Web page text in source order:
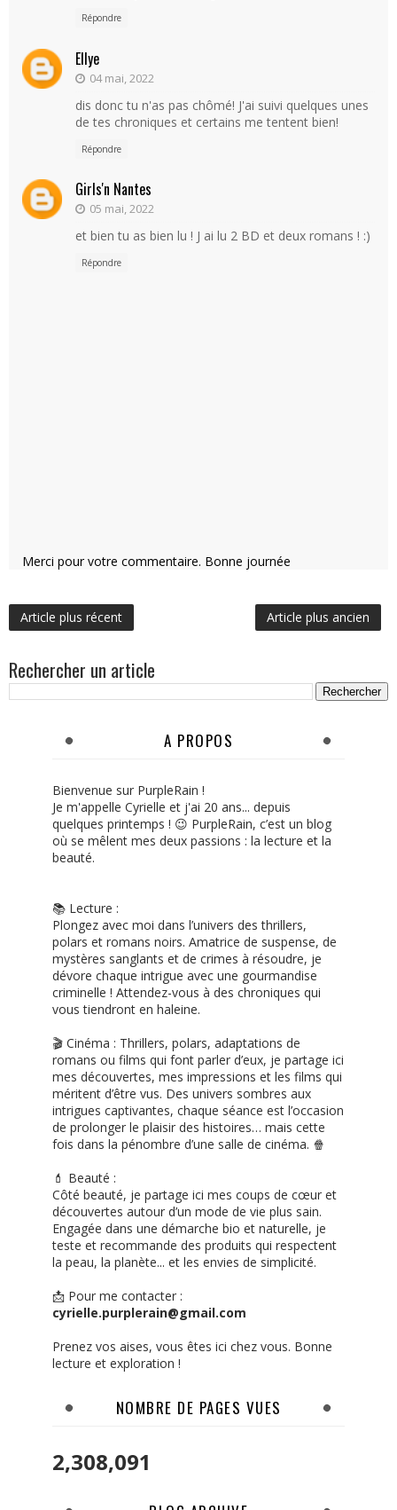
Répondre
Ellye
04 mai, 2022
dis donc tu n'as pas chômé! J'ai suivi quelques unes
de tes chroniques et certains me tentent bien!
Répondre
Girls'n Nantes
05 mai, 2022
et bien tu as bien lu ! J ai lu 2 BD et deux romans ! :)
Répondre
Merci pour votre commentaire. Bonne journée
Article plus récent Article plus ancien
Rechercher un article
A PROPOS
Bienvenue sur PurpleRain !
Je m'appelle Cyrielle et j'ai 20 ans... depuis
quelques printemps ! 😉 PurpleRain, c’est un blog
où se mêlent mes deux passions : la lecture et la
beauté.
📚 Lecture :
Plongez avec moi dans l’univers des thrillers,
polars et romans noirs. Amatrice de suspense, de
mystères sanglants et de crimes à résoudre, je
dévore chaque intrigue avec une gourmandise
criminelle ! Attendez-vous à des chroniques qui
vous tiendront en haleine.
🎬 Cinéma : Thrillers, polars, adaptations de
romans ou films qui font parler d’eux, je partage ici
mes découvertes, mes impressions et les films qui
méritent d’être vus. Des univers sombres aux
intrigues captivantes, chaque séance est l’occasion
de prolonger le plaisir des histoires… mais cette
fois dans la pénombre d’une salle de cinéma. 🍿
💄 Beauté :
Côté beauté, je partage ici mes coups de cœur et
découvertes autour d’un mode de vie plus sain.
Engagée dans une démarche bio et naturelle, je
teste et recommande des produits qui respectent
la peau, la planète... et les envies de simplicité.
📩 Pour me contacter :
cyrielle.purplerain@gmail.com
Prenez vos aises, vous êtes ici chez vous. Bonne
lecture et exploration !
NOMBRE DE PAGES VUES
2,308,091